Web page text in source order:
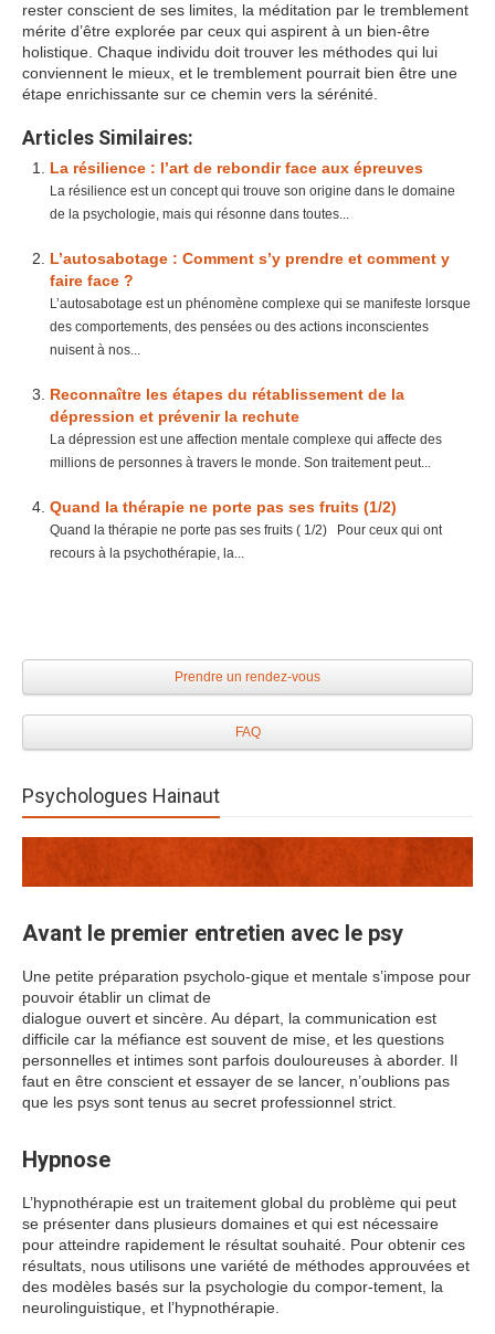
rester conscient de ses limites, la méditation par le tremblement
mérite d’être explorée par ceux qui aspirent à un bien-être
holistique. Chaque individu doit trouver les méthodes qui lui
conviennent le mieux, et le tremblement pourrait bien être une
étape enrichissante sur ce chemin vers la sérénité.
Articles Similaires:
La résilience : l’art de rebondir face aux épreuves
La résilience est un concept qui trouve son origine dans le domaine
de la psychologie, mais qui résonne dans toutes...
L’autosabotage : Comment s’y prendre et comment y
faire face ?
L’autosabotage est un phénomène complexe qui se manifeste lorsque
des comportements, des pensées ou des actions inconscientes
nuisent à nos...
Reconnaître les étapes du rétablissement de la
dépression et prévenir la rechute
La dépression est une affection mentale complexe qui affecte des
millions de personnes à travers le monde. Son traitement peut...
Quand la thérapie ne porte pas ses fruits (1/2)
Quand la thérapie ne porte pas ses fruits ( 1/2) Pour ceux qui ont
recours à la psychothérapie, la...
Prendre un rendez-vous
FAQ
Psychologues Hainaut
Avant le premier entretien avec le psy
Une petite préparation psycholo-gique et mentale s’impose pour
pouvoir établir un climat de
dialogue ouvert et sincère. Au départ, la communication est
difficile car la méfiance est souvent de mise, et les questions
personnelles et intimes sont parfois douloureuses à aborder. Il
faut en être conscient et essayer de se lancer, n’oublions pas
que les psys sont tenus au secret professionnel strict.
Hypnose
L’hypnothérapie est un traitement global du problème qui peut
se présenter dans plusieurs domaines et qui est nécessaire
pour atteindre rapidement le résultat souhaité. Pour obtenir ces
résultats, nous utilisons une variété de méthodes approuvées et
des modèles basés sur la psychologie du compor-tement, la
neurolinguistique, et l’hypnothérapie.